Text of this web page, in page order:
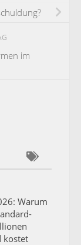
im
Warum
kostet